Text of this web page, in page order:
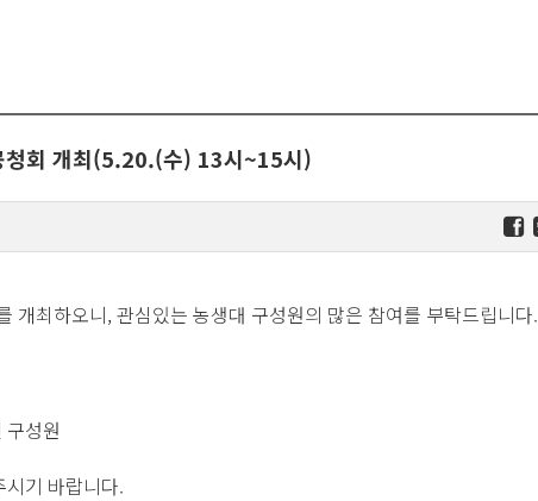
청회 개최(5.20.(수) 13시~15시)
개최하오니, 관심있는 농생대 구성원의 많은 참여를 부탁드립니다.
성원
기 바랍니다.